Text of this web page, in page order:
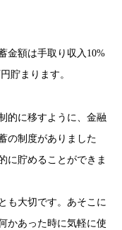
金額は手取り収入10%
貯まります。
的に移すように、金融
の制度がありました
に貯めることができま
も大切です。あそこに
かあった時に気軽に使